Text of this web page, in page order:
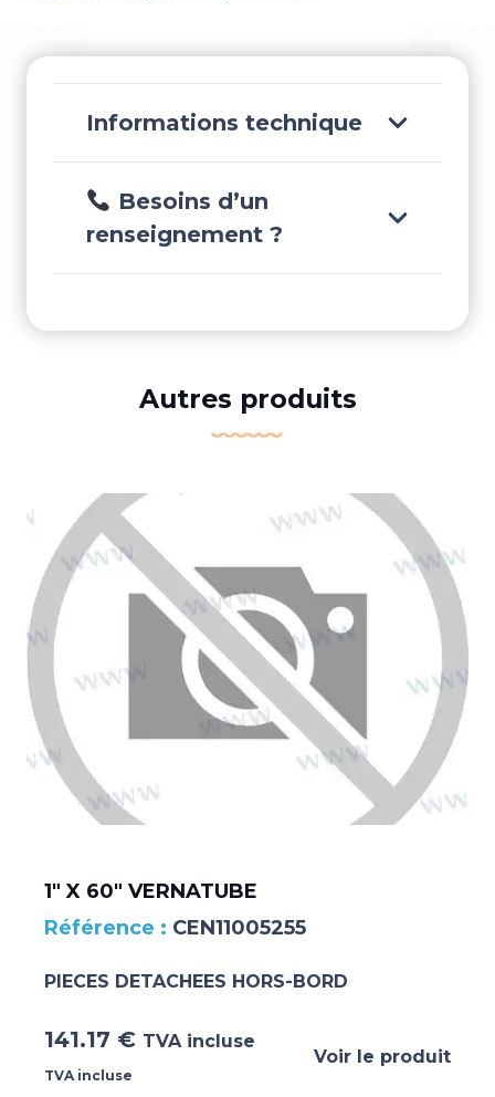
ARC5362
Informations technique
Besoins d’un
renseignement ?
Autres produits
1″ X 60″ VERNATUBE
CEN11005255
PIECES DETACHEES HORS-BORD
141.17 € TVA incluse
TVA incluse
Voir le produit